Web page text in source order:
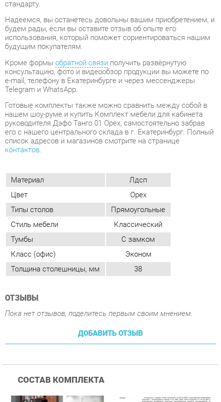
Кроме формы
e-mail, телефону в Екатеринбурге и через мессенджеры
Telegram и WhatsApp.
Готовые комплекты также можно сравнить между собой в
руководителя Дэфо Танго 01 Орех, самостоятельно забрав
его с нашего центрального склада в г. Екатеринбург. Полный
список адресов и магазинов смотрите на странице
контактов.
Материал
Лдсп
Цвет
Орех
Типы столов
Прямоугольные
Тумбы
С замком
Класс (офис)
Эконом
Толщина столешницы, мм
38
ОТЗЫВЫ
Пока нет отзывов, поделитесь первым своим мнением.
ДОБАВИТЬ ОТЗЫВ